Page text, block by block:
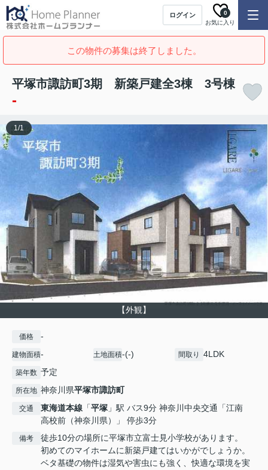
ログイン
お気に入り
0
この物件の募集は終了しました。
平塚市諏訪町3期 新築戸建全3棟 3号棟
-
【外観】
1/1
価格 -
建物面積- 土地面積-(-) 間取り 4LDK
築年数 予定
所在地 神奈川県平塚市諏訪町
交通 東海道本線 「平塚 」駅 バス9分 神奈川中央交通「江南
高校前（神奈川県）」 停歩3分
備考
徒歩10分の場所に平塚市立富士見小学校があります。
初めてのマイホームに新築戸建てはいかがでしょうか。
ベタ基礎の物件は湿気や害虫にも強く、快適な環境を実